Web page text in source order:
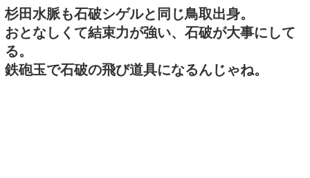
杉田水脈も石破シゲルと同じ鳥取出身。
おとなしくて結束力が強い、石破が大事にして
る。
鉄砲玉で石破の飛び道具になるんじゃね。